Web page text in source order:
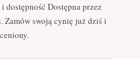
dostępność Dostępna przez
Zamów swoją cynię już dziś i